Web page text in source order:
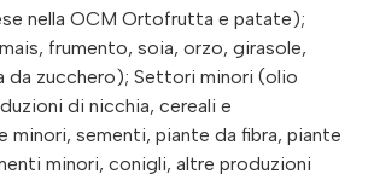
nella OCM Ortofrutta e patate);
frumento, soia, orzo, girasole,
da zucchero); Settori minori (olio
di nicchia, cereali e
minori, sementi, piante da fibra, piante
minori, conigli, altre produzioni